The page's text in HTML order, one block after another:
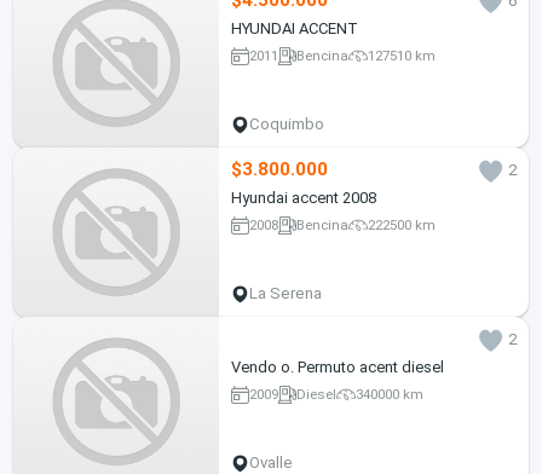
HYUNDAI ACCENT
2011 Bencina 127510 km
Coquimbo
$3.800.000
2
Hyundai accent 2008
2008 Bencina 222500 km
La Serena
2
Vendo o. Permuto acent diesel
2009 Diesel 340000 km
Ovalle